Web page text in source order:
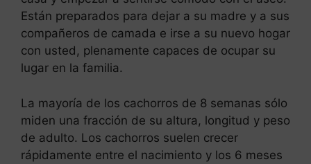
Están preparados para dejar a su madre y a sus
compañeros de camada e irse a su nuevo hogar
con usted, plenamente capaces de ocupar su
lugar en la familia.
La mayoría de los cachorros de 8 semanas sólo
miden una fracción de su altura, longitud y peso
de adulto. Los cachorros suelen crecer
rápidamente entre el nacimiento y los 6 meses